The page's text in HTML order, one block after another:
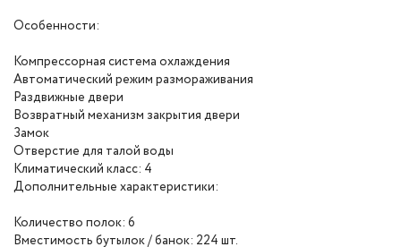
Особенности:
Компрессорная система охлаждения
Автоматический режим размораживания
Раздвижные двери
Возвратный механизм закрытия двери
Замок
Отверстие для талой воды
Климатический класс: 4
Дополнительные характеристики:
Количество полок: 6
Вместимость бутылок / банок: 224 шт.